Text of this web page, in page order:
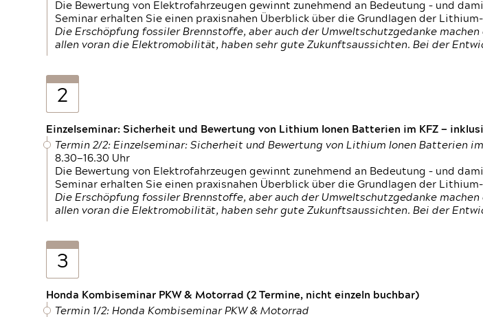
Die Bewertung von Elektrofahrzeugen gewinnt zunehmend an Bedeutung – und
Seminar erhalten Sie einen praxisnahen Überblick über die Grundlagen der
Die Erschöpfung fossiler Brennstoffe, aber auch der Umweltschutzgedanke
allen voran die Elektromobilität, haben sehr gute Zukunftsaussichten. Bei der
2
Einzelseminar: Sicherheit und Bewertung von Lithium Ionen Batterien im KFZ —
Termin 2/2: Einzelseminar: Sicherheit und Bewertung von Lithium Ionen Batterien
8.30—16.30 Uhr
Die Bewertung von Elektrofahrzeugen gewinnt zunehmend an Bedeutung – und
Seminar erhalten Sie einen praxisnahen Überblick über die Grundlagen der
Die Erschöpfung fossiler Brennstoffe, aber auch der Umweltschutzgedanke
allen voran die Elektromobilität, haben sehr gute Zukunftsaussichten. Bei der
3
Honda Kombiseminar PKW & Motorrad (2 Termine, nicht einzeln buchbar)
Termin 1/2: Honda Kombiseminar PKW & Motorrad